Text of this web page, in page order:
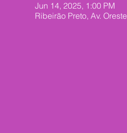
Jun 14, 2025, 1:00 PM
Ribeirão Preto, Av.